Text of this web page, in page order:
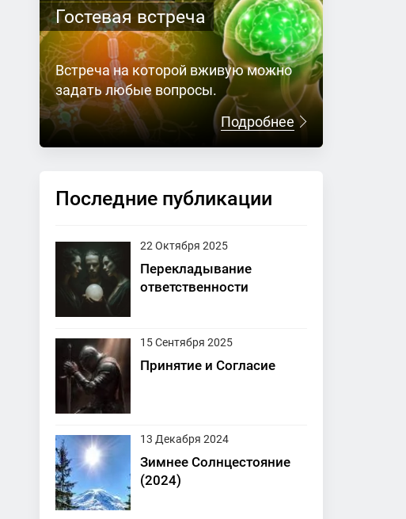
Гостевая встреча
Встреча на которой вживую можно
задать любые вопросы.
Подробнее
Последние публикации
22 Октября 2025
Перекладывание
ответственности
15 Сентября 2025
Принятие и Согласие
13 Декабря 2024
Зимнее Солнцестояние
(2024)